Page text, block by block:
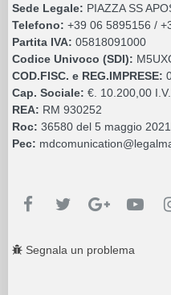
Sede Legale: PIAZZA SS
Telefono: +39 06 5895156 /
Partita IVA: 05818091000
Codice Univoco (SDI):
COD.FISC. e REG.IMPRESE:
Cap. Sociale: €. 10.200,00 I.V.
REA: RM 930252
Roc: 36580 del 5 maggio 2021
Pec:
Segnala un problema